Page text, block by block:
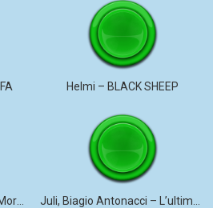
Helmi – BLACK SHEEP
Roberto Cacciapaglia – No More Violence